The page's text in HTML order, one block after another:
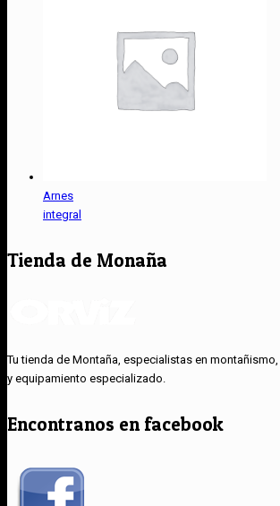
Arnes
integral
Tienda de Monaña
Tu tienda de Montaña, especialistas en
y equipamiento especializado.
Encontranos en facebook